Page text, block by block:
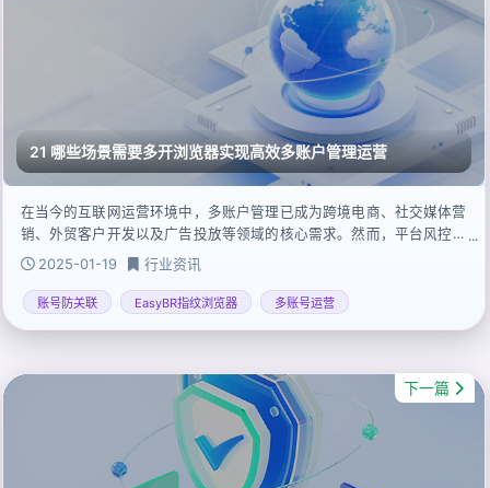
21 哪些场景需要多开浏览器实现高效多账户管理运营
在当今的互联网运营环境中，多账户管理已成为跨境电商、社交媒体营
销、外贸客户开发以及广告投放等领域的核心需求。然而，平台风控机
制不断升级，稍有不慎，账户关联风险便可能导致封号或运营效率下
提供了一套高效且安全的多账户管理解决方案。
2025-01-19 行业资讯
账号防关联 EasyBR指纹浏览器 多账号运营
下一篇